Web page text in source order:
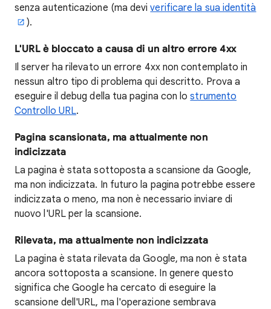
senza autenticazione (ma deviverificare la sua identità
).
L'URL è bloccato a causa di un altro errore 4xx
Il server ha rilevato un errore 4xx non contemplato in
nessun altro tipo di problema qui descritto. Prova a
eseguire il debug della tua pagina con lostrumento
Controllo URL.
Pagina scansionata, ma attualmente non
indicizzata
La pagina è stata sottoposta a scansione da Google,
ma non indicizzata. In futuro la pagina potrebbe essere
indicizzata o meno, ma non è necessario inviare di
nuovo l'URL per la scansione.
Rilevata, ma attualmente non indicizzata
La pagina è stata rilevata da Google, ma non è stata
ancora sottoposta a scansione. In genere questo
significa che Google ha cercato di eseguire la
scansione dell'URL, ma l'operazione sembrava